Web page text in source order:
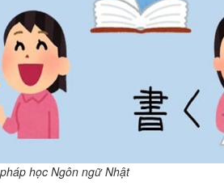
học Ngôn ngữ Nhật